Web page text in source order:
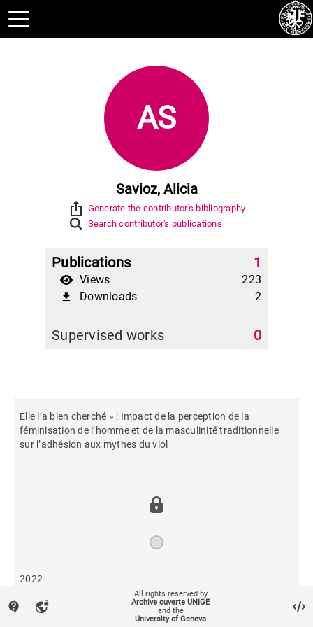
AS
Savioz, Alicia
ios_share Generate the contributor's bibliography
Search contributor's publications
Publications 1
Views 223
file_download Downloads 2
Supervised works 0
Elle l’a bien cherché » : Impact de la perception de la
féminisation de l’homme et de la masculinité traditionnelle
sur l’adhésion aux mythes du viol
2022
223
contact_support vpn_lock
All rights reserved by
Archive ouverte UNIGE
and the
University of Geneva